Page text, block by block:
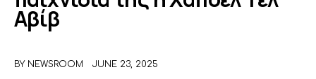
MEET THE TEAM
Αβίβ
BY NEWSROOM JUNE 23, 2025